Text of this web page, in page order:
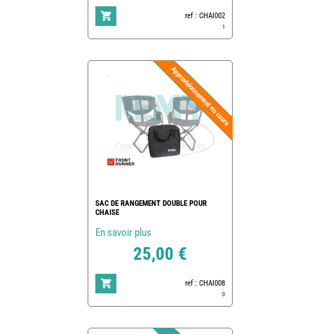
ref : CHAI002
1
SAC DE RANGEMENT DOUBLE POUR
CHAISE
En savoir plus
25,00 €
ref : CHAI008
0